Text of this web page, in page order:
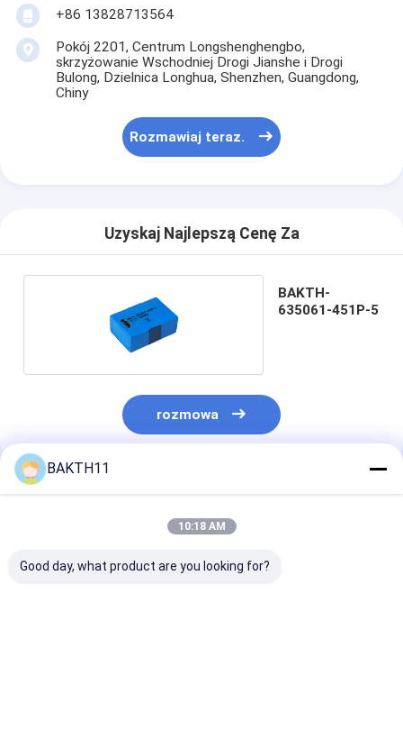
+86 13828713564
Pokój 2201, Centrum Longshenghengbo,
skrzyżowanie Wschodniej Drogi Jianshe i Drogi
Bulong, Dzielnica Longhua, Shenzhen, Guangdong,
Chiny
Rozmawiaj teraz.
Uzyskaj Najlepszą Cenę Za
BAKTH-
635061-451P-5
rozmowa
Polecane Produkty
BAKTH11
10:18 AM
Good day, what product are you looking for?